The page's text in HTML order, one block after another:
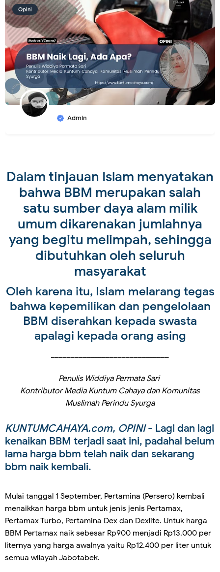
Opini
Admin
Dalam tinjauan Islam menyatakan
bahwa BBM merupakan salah
satu sumber daya alam milik
umum dikarenakan jumlahnya
yang begitu melimpah, sehingga
dibutuhkan oleh seluruh
masyarakat
Oleh karena itu, Islam melarang tegas
bahwa kepemilikan dan pengelolaan
BBM diserahkan kepada swasta
apalagi kepada orang asing
Penulis Widdiya Permata Sari
Kontributor Media Kuntum Cahaya dan Komunitas
Muslimah Perindu Syurga
KUNTUMCAHAYA.com, OPINI- Lagi dan lagi
kenaikan BBM terjadi saat ini, padahal belum
lama harga bbm telah naik dan sekarang
bbm naik kembali.
Mulai tanggal 1 September, Pertamina (Persero) kembali
menaikkan harga bbm untuk jenis jenis Pertamax,
Pertamax Turbo, Pertamina Dex dan Dexlite. Untuk harga
BBM Pertamax naik sebesar Rp900 menjadi Rp13.000 per
liternya yang harga awalnya yaitu Rp12.400 per liter untuk
semua wilayah Jabotabek.